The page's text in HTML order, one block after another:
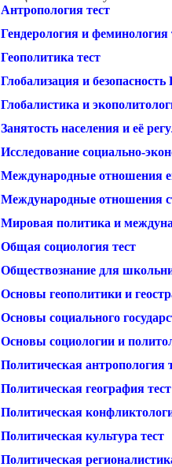
Антропология тест
Гендерология и феминология
Геополитика тест
Глобализация и безопасность
Глобалистика и
Занятость населения и её
Исследование социально-
Международные отношения
Международные отношения
Мировая политика и
Общая социология тест
Обществознание для
Основы геополитики и
Основы социального
Основы социологии и
Политическая антропология
Политическая география тест
Политическая
Политическая культура тест
Политическая